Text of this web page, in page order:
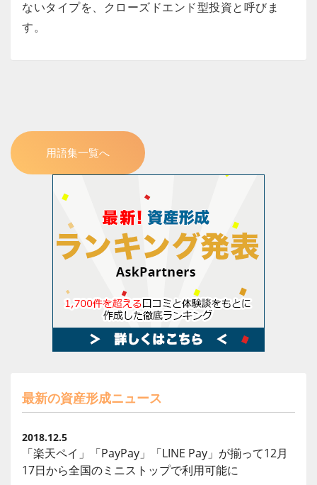
ないタイプを、クローズドエンド型投資と呼びま
す。
用語集一覧へ
最新の資産形成ニュース
2018.12.5
「楽天ペイ」「PayPay」「LINE Pay」が揃って12月
17日から全国のミニストップで利用可能に